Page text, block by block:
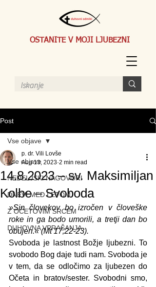
OSTANITE V MOJI LJUBEZNI
Post
Vse objave
NEDELJSKI NAGOVORI
DNEVI MED LETOM
Z OČETOVIM SRCEM
DUHOVNA VPRAŠANJA
Vse objave
14.8.2023 – sv. Maksimiljan
Kolbe – Svoboda
p. dr. Vili Lovše
Aug 13, 2023 2 min read
»Sin človekov bo izročen v človeške
roke in ga bodo umorili, a tretji dan bo
obujen.« (Mt 17,22-23).
Svoboda je lastnost Božje ljubezni. To
svobodo Bog daje tudi nam. Svoboda je
v tem, da se odločimo za ljubezen do
Očeta in bratov/sester. Svobodni smo,